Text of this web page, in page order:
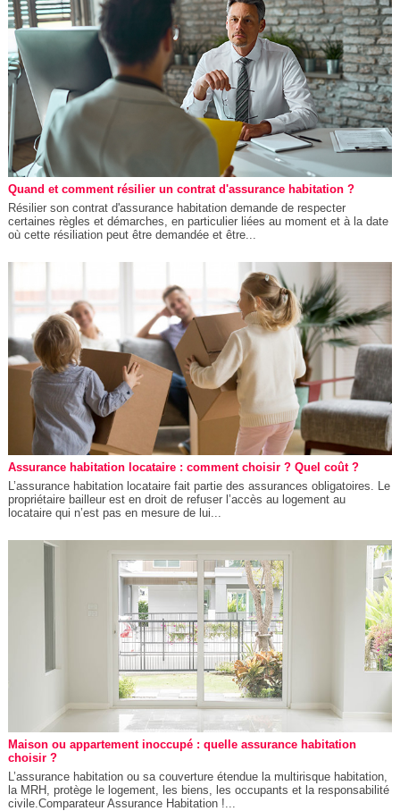
Quand et comment résilier un contrat d'assurance habitation ?
Résilier son contrat d'assurance habitation demande de respecter
certaines règles et démarches, en particulier liées au moment et à la date
où cette résiliation peut être demandée et être...
Assurance habitation locataire : comment choisir ? Quel coût ?
L’assurance habitation locataire fait partie des assurances obligatoires. Le
propriétaire bailleur est en droit de refuser l’accès au logement au
locataire qui n’est pas en mesure de lui...
Maison ou appartement inoccupé : quelle assurance habitation
choisir ?
L’assurance habitation ou sa couverture étendue la multirisque habitation,
la MRH, protège le logement, les biens, les occupants et la responsabilité
civile.Comparateur Assurance Habitation !...